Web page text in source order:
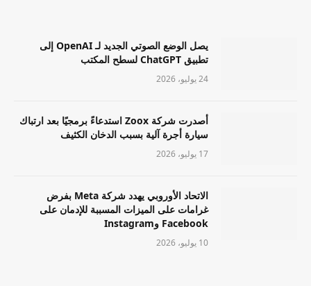
يصل الوضع الصوتي الجديد لـ OpenAI إلى
تطبيق ChatGPT لسطح المكتب
24 يوليو، 2026
أصدرت شركة Zoox استدعاءً برمجيًا بعد ارتباك
سيارة أجرة آلية بسبب الدخان الكثيف
17 يوليو، 2026
الاتحاد الأوروبي يهدد شركة Meta بفرض
غرامات على الميزات المسببة للإدمان على
Facebook وInstagram
10 يوليو، 2026